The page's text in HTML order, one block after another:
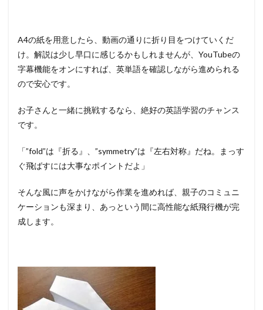
A4の紙を用意したら、動画の通りに折り目をつけていくだ
け。解説は少し早口に感じるかもしれませんが、YouTubeの
字幕機能をオンにすれば、英単語を確認しながら進められる
ので安心です。
お子さんと一緒に挑戦するなら、絶好の英語学習のチャンス
です。
「”fold”は『折る』、”symmetry”は『左右対称』だね。まっす
ぐ飛ばすには大事なポイントだよ」
そんな風に声をかけながら作業を進めれば、親子のコミュニ
ケーションも深まり、あっという間に高性能な紙飛行機が完
成します。